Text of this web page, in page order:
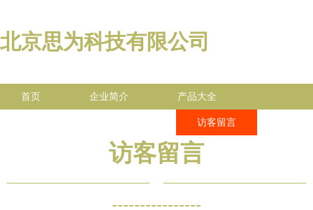
北京思为科技有限公司
首页 企业简介 产品大全
访客留言
访客留言
----------------